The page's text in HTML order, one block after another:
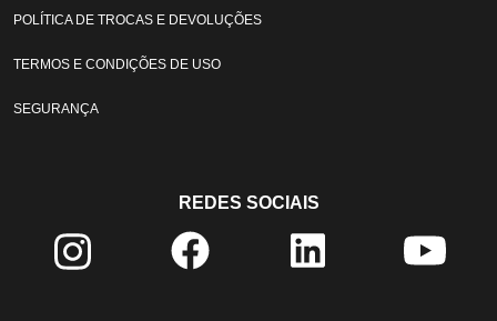
POLÍTICA DE TROCAS E DEVOLUÇÕES
TERMOS E CONDIÇÕES DE USO
SEGURANÇA
REDES SOCIAIS